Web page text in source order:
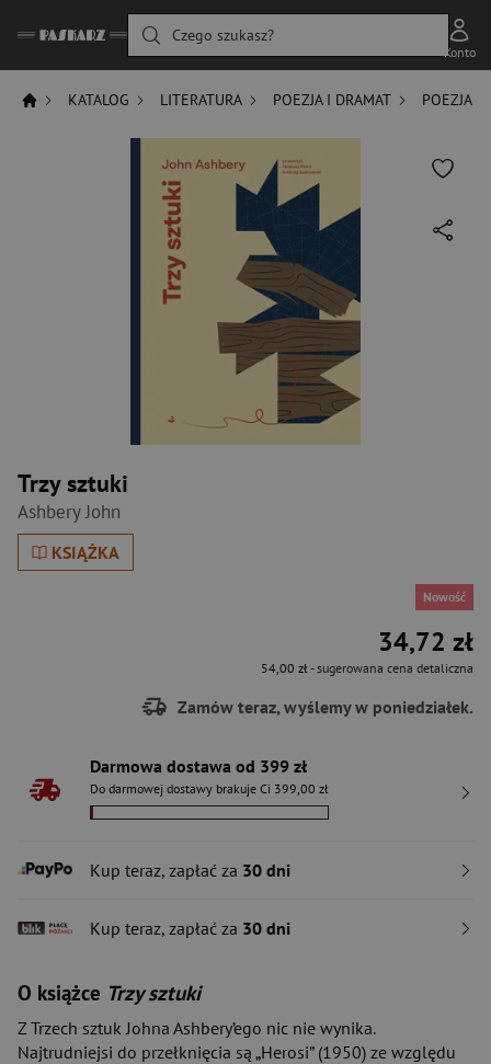
Czego szukasz?
Konto
KATALOG LITERATURA POEZJA I DRAMAT POEZJA
Trzy sztuki
Ashbery John
KSIĄŻKA
Nowość
34,72 zł
54,00 zł- sugerowana cena detaliczna
Zamów teraz, wyślemy w poniedziałek.
Darmowa dostawa od 399 zł
Do darmowej dostawy brakuje Ci 399,00 zł
Kup teraz, zapłać za 30 dni
Kup teraz, zapłać za 30 dni
O książce Trzy sztuki
Z Trzech sztuk Johna Ashbery’ego nic nie wynika.
Najtrudniejsi do przełknięcia są „Herosi” (1950) ze względu